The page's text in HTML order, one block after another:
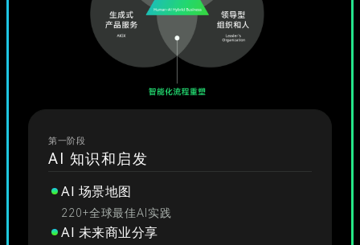
第一阶段
AI 知识和启发
AI 场景地图
220+全球最佳AI实践
AI 未来商业分享